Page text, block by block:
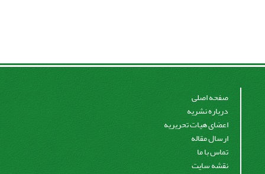
صفحه اصلی
درباره نشریه
اعضای هیات تحریریه
ارسال مقاله
تماس با ما
نقشه سایت